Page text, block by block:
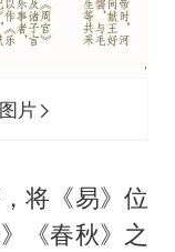
片
将《易》位
《春秋》之